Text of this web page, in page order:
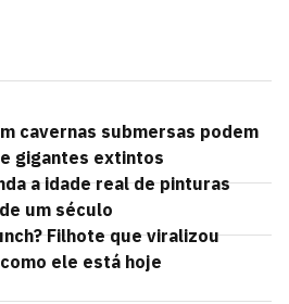
cavernas submersas podem
gigantes extintos
a idade real de pinturas
um século
Filhote que viralizou
ele está hoje